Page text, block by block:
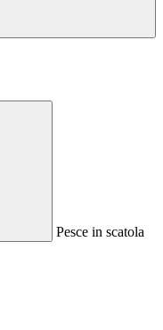
Pesce in scatola